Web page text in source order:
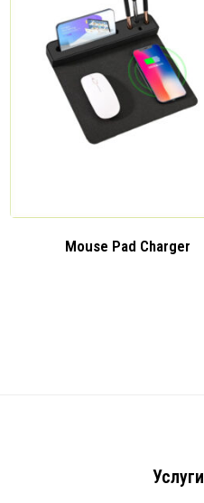
Mouse Pad Charger
Услуги